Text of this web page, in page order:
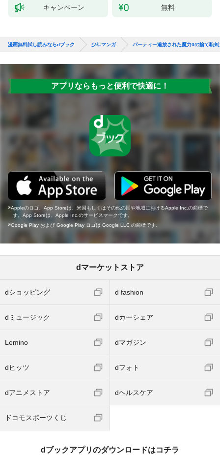
キャンペーン 無料
漫画無料試し読みならdブック 少年マンガ パーティー追放された魔力0の捨て駒
アプリならもっと便利で快適に！
Appleのロゴ、App Storeは、米国もしくはその他の国や地域におけるApple Inc.の商標で
す。App Storeは、Apple Inc.のサービスマークです。
Google Play および Google Play ロゴは Google LLC の商標です。
dマーケットストア
dショッピング d fashion
dミュージック dカーシェア
Lemino dマガジン
dヒッツ dフォト
dアニメストア dヘルスケア
ドコモスポーツくじ
dブックアプリのダウンロードはコチラ